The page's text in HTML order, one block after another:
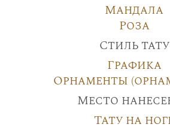
Мандала
Роза
Стиль тату
Графика
Орнаменты
Место
Тату на